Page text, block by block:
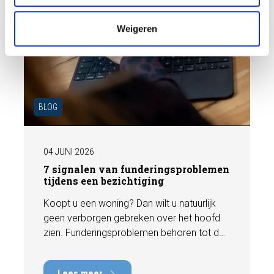
Weigeren
BLOG
04 JUNI 2026
7 signalen van funderingsproblemen
tijdens een bezichtiging
Koopt u een woning? Dan wilt u natuurlijk
geen verborgen gebreken over het hoofd
zien. Funderingsproblemen behoren tot de
kan hebben, met herstelkosten die kunnen